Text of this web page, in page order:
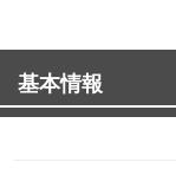
トロの切り落とし
どれもコストパフ
賑やかな雰囲気の
基本情報